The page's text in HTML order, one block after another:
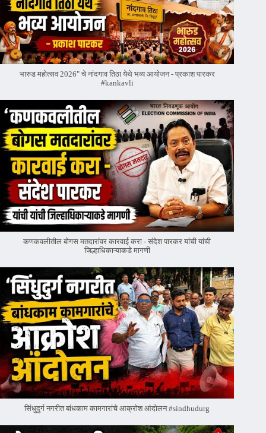
भारुड महोत्सव 2026" चे नांदगाव तिठा येथे भव्य आयोजन - प्रकाश पारकर
#kankavli
कणकवलीतील बोगस मतदारांवर‌ कारवाई करा - संदेश पारकर यांची यांची
जिल्हाधिकाऱ्याकडे मागणी
सिंधुदुर्ग नगरीत बांधकाम कामगारांचे आक्रोश आंदोलन #sindhudurg